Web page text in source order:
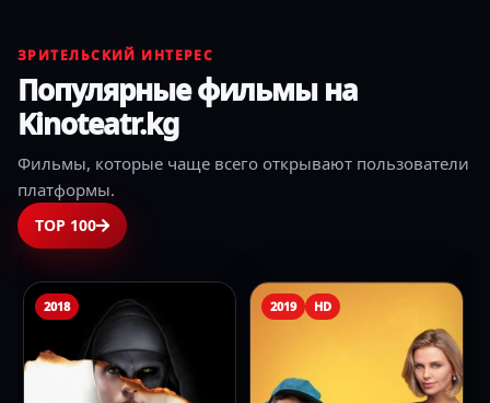
ЗРИТЕЛЬСКИЙ ИНТЕРЕС
Популярные фильмы на
Kinoteatr.kg
Фильмы, которые чаще всего открывают пользователи
платформы.
TOP 100
2018 2019 HD